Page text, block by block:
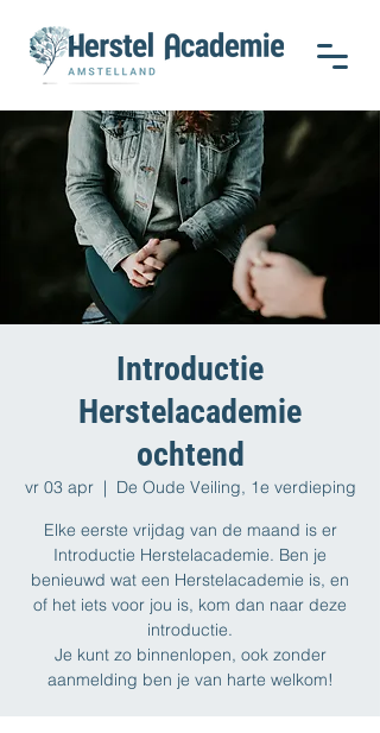
Introductie
Herstelacademie
ochtend
vr 03 apr
  |
De Oude Veiling, 1e verdieping
Elke eerste vrijdag van de maand is er
Introductie Herstelacademie. Ben je
benieuwd wat een Herstelacademie is, en
of het iets voor jou is, kom dan naar deze
introductie.
Je kunt zo binnenlopen, ook zonder
aanmelding ben je van harte welkom!